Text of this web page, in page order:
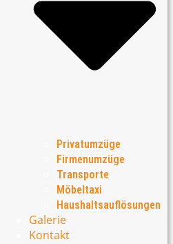
Privatumzüge
Firmenumzüge
Transporte
Möbeltaxi
Haushaltsauflösungen
Galerie
Kontakt